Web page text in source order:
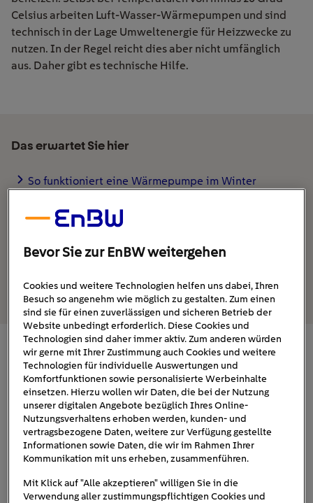
Celsius arbeiten Luft-Wasser-Wärmepumpen und sind
technisch in der Lage Umweltenergie für Heizzwecke zu
nutzen. In der Regel reicht dies aber nicht umfänglich
aus. Daher gibt es technische Hilfe.
Das erwartet Sie hier
So funktioniert eine Wärmepumpe im Winter
Im Winter Außengeräte richtig schützen
So funktioniert eine Wärmepumpe im
Winter
Wärmepumpe ist nicht gleich Wärmepumpe.
Grundsätzlich wird zwischendrei Arten von
Wärmepumpenunterschieden: Je nachdem, ob die
Energie aus der Luft, der Erde oder dem Grundwasser
stammt, die auf das Heizwasser übertragen wird,
unterscheidet man Luft-Wasser-, Sole-Wasser- und
Bevor Sie zur EnBW weitergehen
Cookies und weitere Technologien helfen uns dabei, Ihren
Besuch so angenehm wie möglich zu gestalten. Zum einen
sind sie für einen zuverlässigen und sicheren Betrieb der
Website unbedingt erforderlich. Diese Cookies und
Technologien sind daher immer aktiv. Zum anderen würden
wir gerne mit Ihrer Zustimmung auch Cookies und weitere
Technologien für individuelle Auswertungen und
Komfortfunktionen sowie personalisierte Werbeinhalte
einsetzen. Hierzu wollen wir Daten, die bei der Nutzung
unserer digitalen Angebote bezüglich Ihres Online-
Nutzungsverhaltens erhoben werden, kunden- und
vertragsbezogene Daten, weitere zur Verfügung gestellte
Informationen sowie Daten, die wir im Rahmen Ihrer
Kommunikation mit uns erheben, zusammenführen.
Mit Klick auf "Alle akzeptieren" willigen Sie in die
Verwendung aller zustimmungspflichtigen Cookies und